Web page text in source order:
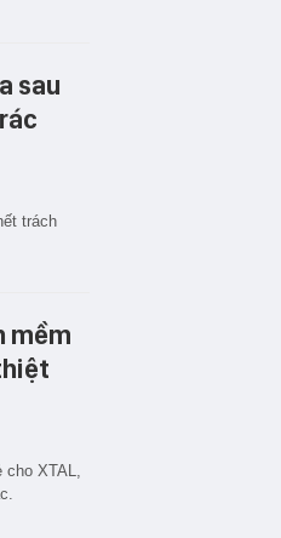
sau
trách
mềm
cho XTAL,